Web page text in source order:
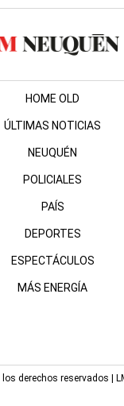
HOME OLD
ÚLTIMAS NOTICIAS
NEUQUÉN
POLICIALES
PAÍS
DEPORTES
ESPECTÁCULOS
MÁS ENERGÍA
derechos reservados |